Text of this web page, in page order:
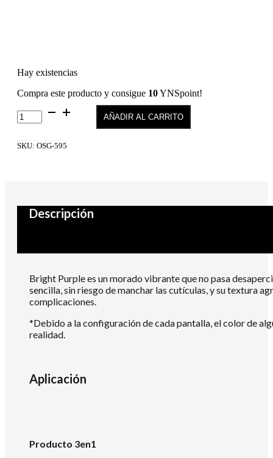
Hay existencias
Compra este producto y consigue 10YNSpoint!
595
Semilac
Step
cantidad
AÑADIR AL CARRITO
SKU: OSG-595
Descripción
Bright Purple es un morado vibrante que no pasa
sencilla, sin riesgo de manchar las cutículas, y su textura
complicaciones.
*Debido a la configuración de cada pantalla, el color de
realidad.
Aplicación
Producto 3en1